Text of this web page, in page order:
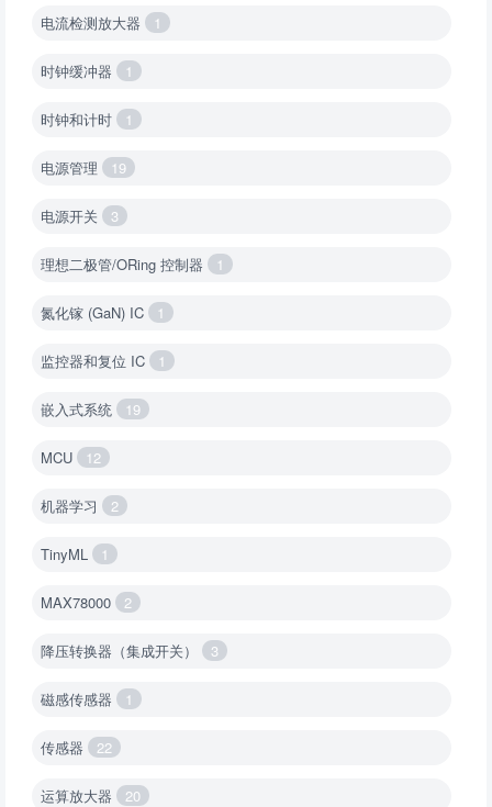
电流检测放大器 1
时钟缓冲器 1
时钟和计时 1
电源管理 19
电源开关 3
理想二极管/ORing 控制器 1
氮化镓 (GaN) IC 1
监控器和复位 IC 1
嵌入式系统 19
MCU 12
机器学习 2
TinyML 1
MAX78000 2
降压转换器（集成开关） 3
磁感传感器 1
传感器 22
运算放大器 20